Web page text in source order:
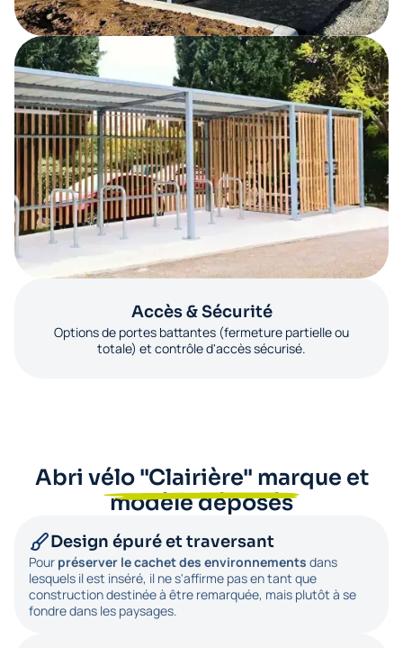
Accès & Sécurité
Options de portes battantes (fermeture partielle ou
totale) et contrôle d'accès sécurisé.
Abri vélo "Clairière" marque et
modèle déposés
Design épuré et traversant
Pour préserver le cachet des environnements dans
lesquels il est inséré, il ne s'affirme pas en tant que
construction destinée à être remarquée, mais plutôt à se
fondre dans les paysages.